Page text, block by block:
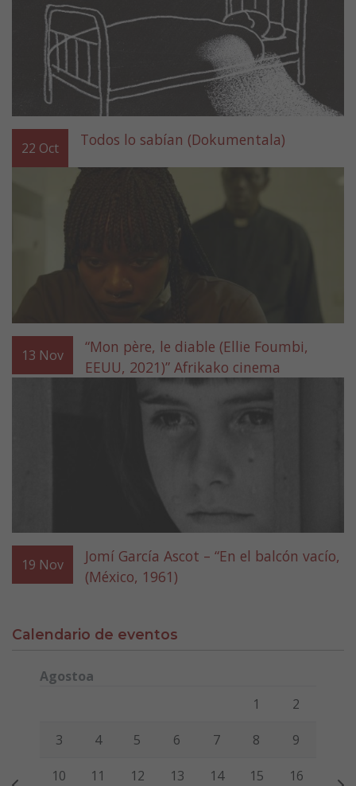
22 Oct Todos lo sabían (Dokumentala)
13 Nov
“Mon père, le diable (Ellie Foumbi,
EEUU, 2021)” Afrikako cinema
19 Nov
Jomí García Ascot – “En el balcón vacío,
(México, 1961)
Calendario de eventos
Agostoa
Viernes Sábado
1 2
3 4 5 6 7 8 9
10 11 12 13 14 15 16